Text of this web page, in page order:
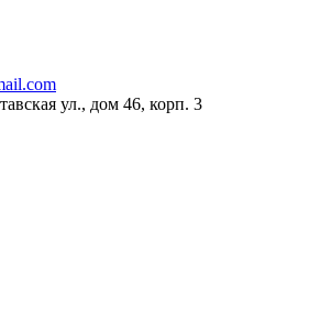
ул., дом 46, корп. 3